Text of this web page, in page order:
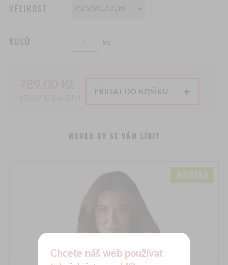
VELIKOST
KUSŮ ks
PŘIDAT DO KOŠÍKU
MOHLO BY SE VÁM LÍBIT
Chcete náš web používat